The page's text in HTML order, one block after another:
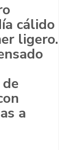
cálido
ligero.
a